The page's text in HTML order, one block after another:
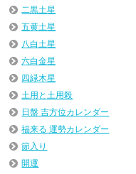
二黒土星
五黄土星
八白土星
六白金星
四緑木星
土用と土用殺
日盤 吉方位カレンダー
福来る 運勢カレンダー
節入り
開運